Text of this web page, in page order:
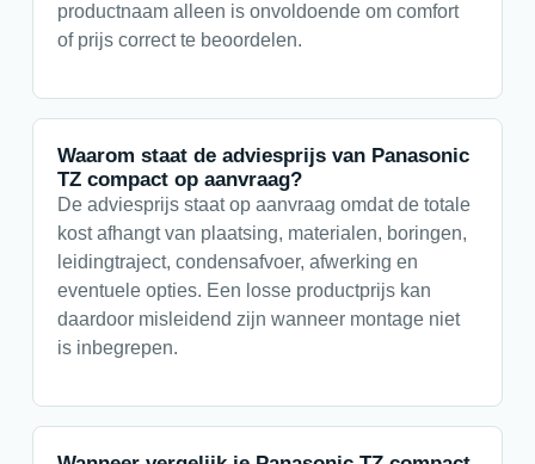
productnaam alleen is onvoldoende om comfort
of prijs correct te beoordelen.
Waarom staat de adviesprijs van Panasonic
TZ compact op aanvraag?
De adviesprijs staat op aanvraag omdat de totale
kost afhangt van plaatsing, materialen, boringen,
leidingtraject, condensafvoer, afwerking en
eventuele opties. Een losse productprijs kan
daardoor misleidend zijn wanneer montage niet
is inbegrepen.